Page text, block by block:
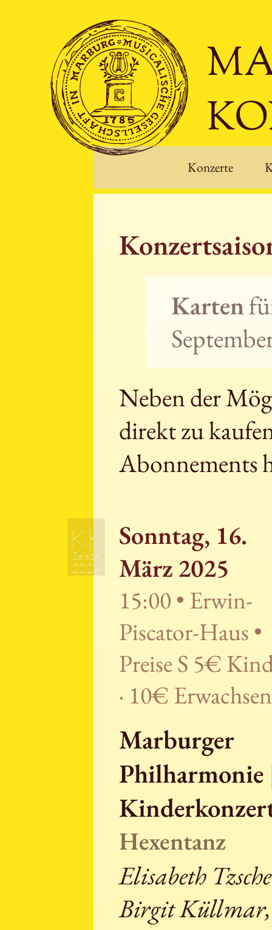
Konzerte
Karten
Neben der
direkt zu
Abonnements
KK
Saison
2024
Sonntag, 16.
März 2025
15:00 • Erwin-
Piscator-Haus •
Preise S 5€
· 10€
Marburger
Philharmonie
Hexentanz
Elisabeth
Birgit